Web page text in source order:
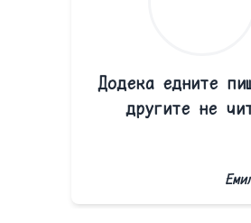
Додека едните
другите не